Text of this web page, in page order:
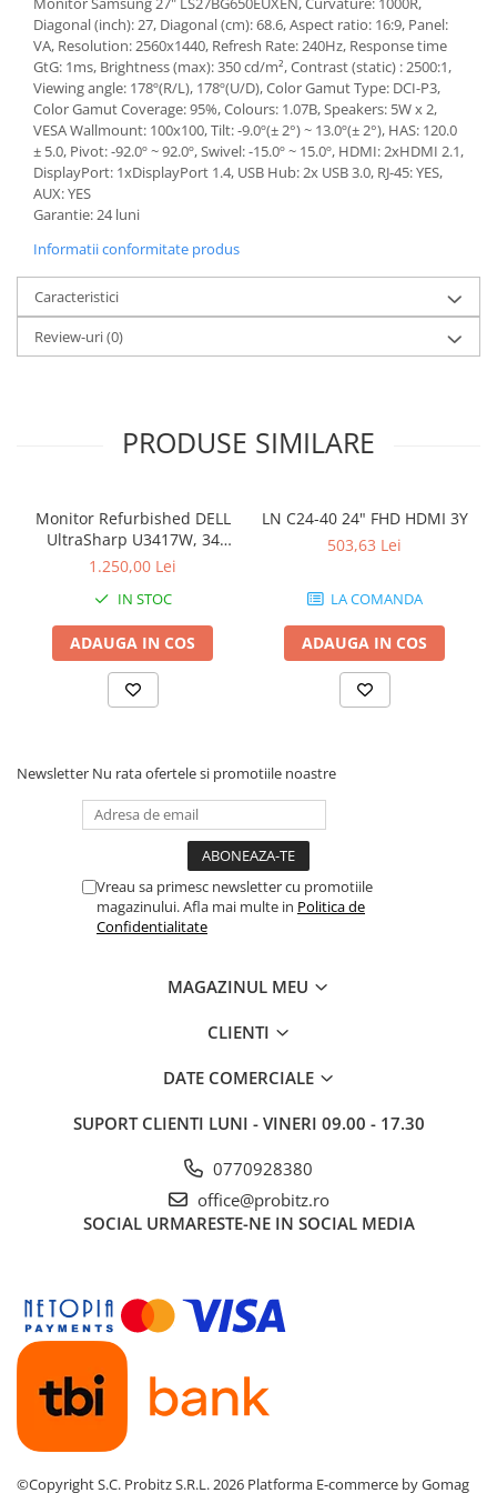
Componente All-in-One
Monitoare
Monitoare NOI
Monitoare Refurbished
Monitoare Renew
Monitoare Second-Hand
Servere
Hard Disk-uri SERVER
Accesorii server
Cabinete metalice
Carcase server
Sisteme server
Periferice
Periferice PC
Hard Disk-uri & SSD-uri externe
Tastaturi
Accesorii UPS-uri
Statii GRAFICE NOI
Statii GRAFICE Refurbished
Imprimante&Consumabile
Accesorii Printing
Imprimante laser
Scannere
Switch-uri
Adaptoare PowerLAN
Alte accesorii retea
Access Points & Range Extendere
Placi de retea
Routere Wireless
Diagonal (inch): 27, Diagonal (cm): 68.6, Aspect ratio: 16:9, Panel:
VA, Resolution: 2560x1440, Refresh Rate: 240Hz, Response time
GtG: 1ms, Brightness (max): 350 cd/m², Contrast (static) : 2500:1,
Viewing angle: 178º(R/L), 178º(U/D), Color Gamut Type: DCI-P3,
Color Gamut Coverage: 95%, Colours: 1.07B, Speakers: 5W x 2,
VESA Wallmount: 100x100, Tilt: -9.0º(± 2°) ~ 13.0º(± 2°), HAS: 120.0
± 5.0, Pivot: -92.0º ~ 92.0º, Swivel: -15.0º ~ 15.0º, HDMI: 2xHDMI 2.1,
DisplayPort: 1xDisplayPort 1.4, USB Hub: 2x USB 3.0, RJ-45: YES,
AUX: YES
Garantie: 24 luni
Informatii conformitate produs
Caracteristici
Review-uri(0)
PRODUSE SIMILARE
Monitor Refurbished DELL
UltraSharp U3417W, 34
inch, Curbat Ultrawide
1.250,00 Lei
IN STOC
ADAUGA IN COS
LN C24-40 24" FHD HDMI 3Y
503,63 Lei
LA COMANDA
ADAUGA IN COS
Newsletter Nu rata ofertele si promotiile noastre
Vreau sa primesc newsletter cu promotiile
magazinului. Afla mai multe in Politica de
Confidentialitate
MAGAZINUL MEU
CLIENTI
DATE COMERCIALE
SUPORT CLIENTI LUNI - VINERI 09.00 - 17.30
0770928380
office@probitz.ro
SOCIAL URMARESTE-NE IN SOCIAL MEDIA
©Copyright S.C. Probitz S.R.L. 2026 Platforma E-commerce by Gomag